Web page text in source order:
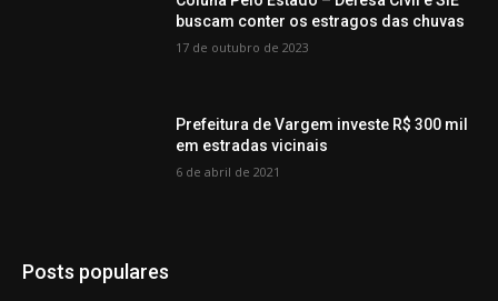
buscam conter os estragos das chuvas
17 de outubro de 2023
Prefeitura de Vargem investe R$ 300 mil
em estradas vicinais
6 de abril de 2021
Posts populares